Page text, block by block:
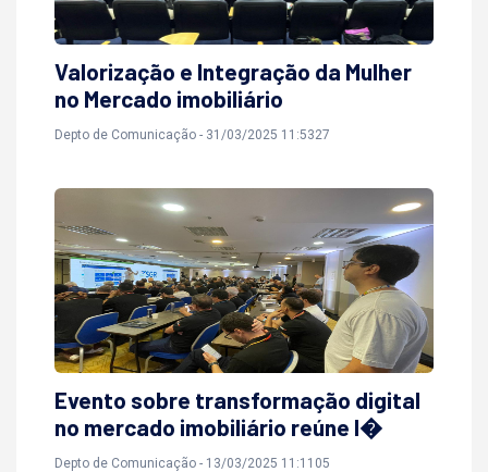
Valorização e Integração da Mulher
no Mercado imobiliário
Depto de Comunicação - 31/03/2025 11:5327
Evento sobre transformação digital
no mercado imobiliário reúne l�
Depto de Comunicação - 13/03/2025 11:1105